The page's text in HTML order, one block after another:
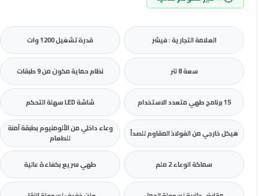
العلامة التجارية : فيشر قدرة تشغيل 1200 وات
سعة 8 لتر نظام حماية مكون من 9 طبقات
15 برنامج طهي متعدد الاستخدام شاشة LED سهلة التحكم
هيكل خارجي من الفولاذ المقاوم للصدأ
وعاء داخلي من الألومنيوم بطبقة آمنة
للطعام
سماكة الوعاء 2 ملم طهي سريع بكفاءة عالية